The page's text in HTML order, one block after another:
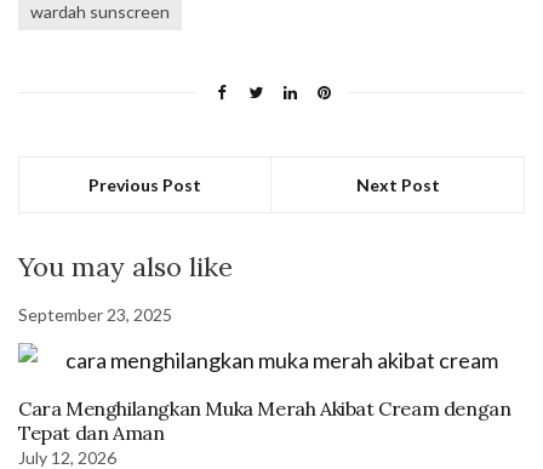
wardah sunscreen
Previous Post Next Post
You may also like
September 23, 2025
Cara Menghilangkan Muka Merah Akibat Cream dengan
Tepat dan Aman
July 12, 2026